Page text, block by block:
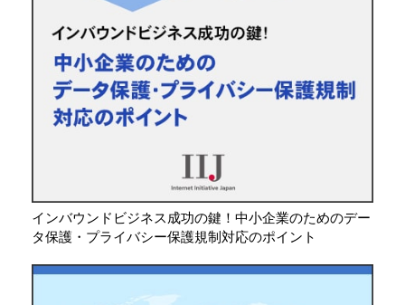
インバウンドビジネス成功の鍵！中小企業のためのデー
タ保護・プライバシー保護規制対応のポイント